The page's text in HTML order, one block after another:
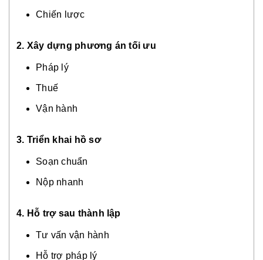
Chiến lược
2. Xây dựng phương án tối ưu
Pháp lý
Thuế
Vận hành
3. Triển khai hồ sơ
Soạn chuẩn
Nộp nhanh
4. Hỗ trợ sau thành lập
Tư vấn vận hành
Hỗ trợ pháp lý